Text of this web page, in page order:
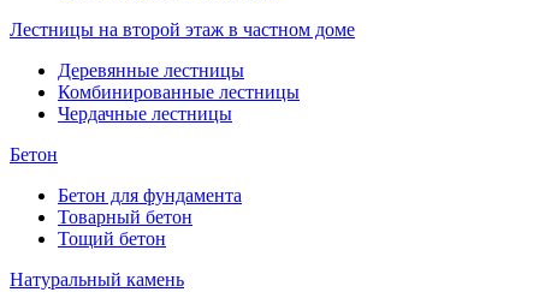
Лестницы на второй этаж в частном доме
Деревянные лестницы
Комбинированные лестницы
Чердачные лестницы
Бетон
Бетон для фундамента
Товарный бетон
Тощий бетон
Натуральный камень